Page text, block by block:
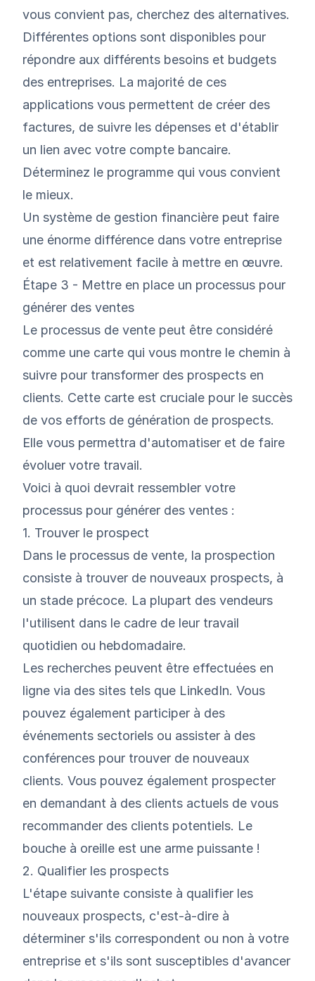
vous convient pas, cherchez des alternatives.
Différentes options sont disponibles pour
répondre aux différents besoins et budgets
des entreprises. La majorité de ces
applications vous permettent de créer des
factures, de suivre les dépenses et d'établir
un lien avec votre compte bancaire.
Déterminez le programme qui vous convient
le mieux.
Un système de gestion financière peut faire
une énorme différence dans votre entreprise
et est relativement facile à mettre en œuvre.
Étape 3 - Mettre en place un processus pour
générer des ventes
Le processus de vente peut être considéré
comme une carte qui vous montre le chemin à
suivre pour transformer des prospects en
clients. Cette carte est cruciale pour le succès
de vos efforts de génération de prospects.
Elle vous permettra d'automatiser et de faire
évoluer votre travail.
Voici à quoi devrait ressembler votre
processus pour générer des ventes :
1. Trouver le prospect
Dans le processus de vente, la prospection
consiste à trouver de nouveaux prospects, à
un stade précoce. La plupart des vendeurs
l'utilisent dans le cadre de leur travail
quotidien ou hebdomadaire.
Les recherches peuvent être effectuées en
ligne via des sites tels que LinkedIn. Vous
pouvez également participer à des
événements sectoriels ou assister à des
conférences pour trouver de nouveaux
clients. Vous pouvez également prospecter
en demandant à des clients actuels de vous
recommander des clients potentiels. Le
bouche à oreille est une arme puissante !
2. Qualifier les prospects
L'étape suivante consiste à qualifier les
nouveaux prospects, c'est-à-dire à
déterminer s'ils correspondent ou non à votre
entreprise et s'ils sont susceptibles d'avancer